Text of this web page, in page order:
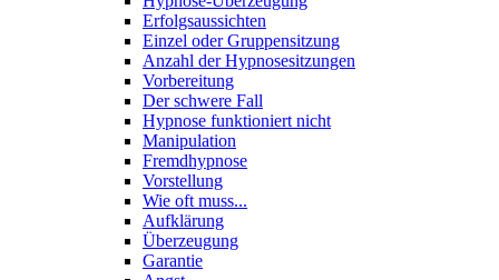
Erfolgsaussichten
Einzel oder Gruppensitzung
Anzahl der Hypnosesitzungen
Vorbereitung
Der schwere Fall
Hypnose funktioniert nicht
Manipulation
Fremdhypnose
Vorstellung
Wie oft muss...
Aufklärung
Überzeugung
Garantie